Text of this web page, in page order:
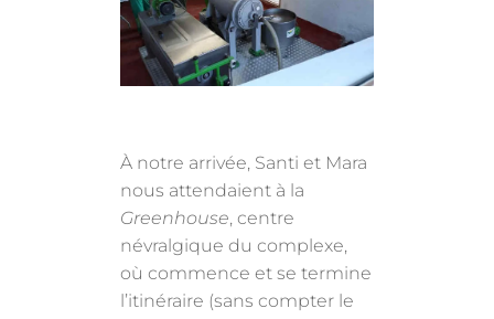
À notre arrivée, Santi et Mara
nous attendaient à la
Greenhouse, centre
névralgique du complexe,
où commence et se termine
l’itinéraire (sans compter le